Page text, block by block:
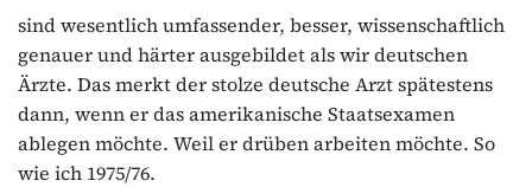
sind wesentlich umfassender, besser, wissenschaftlich
genauer und härter ausgebildet als wir deutschen
Ärzte. Das merkt der stolze deutsche Arzt spätestens
dann, wenn er das amerikanische Staatsexamen
ablegen möchte. Weil er drüben arbeiten möchte. So
wie ich 1975/76.